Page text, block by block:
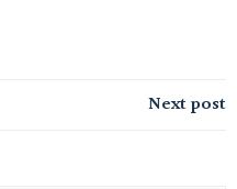
Navigation
Next post